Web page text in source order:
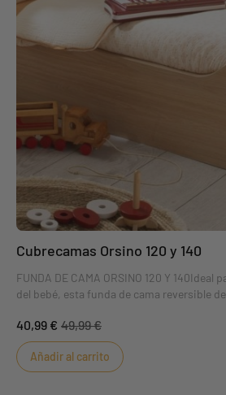
Cubrecamas Orsino 120 y 140
FUNDA DE CAMA ORSINO 120 Y 140Ideal
del bebé, esta funda de cama reversible
tanto a las camas de 120x60 como a las de
90 x 140 x 2 cm
40,99 € 49,99 €
Añadir al carrito